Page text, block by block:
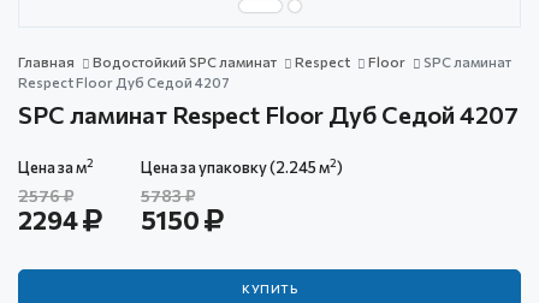
Главная
Водостойкий SPC ламинат Respect Floor
SPC ламинат
Respect Floor Дуб Седой 4207
SPC ламинат Respect Floor Дуб Седой 4207
Цена за м2
2576
2294
Цена за упаковку (2.245 м2)
5783
5150
КУПИТЬ